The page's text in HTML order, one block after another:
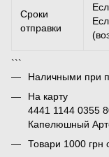
Сроки
отправки
```
Наличными при
На карту
4441 1144 0355
Капелюшный
Товари 1000 грн